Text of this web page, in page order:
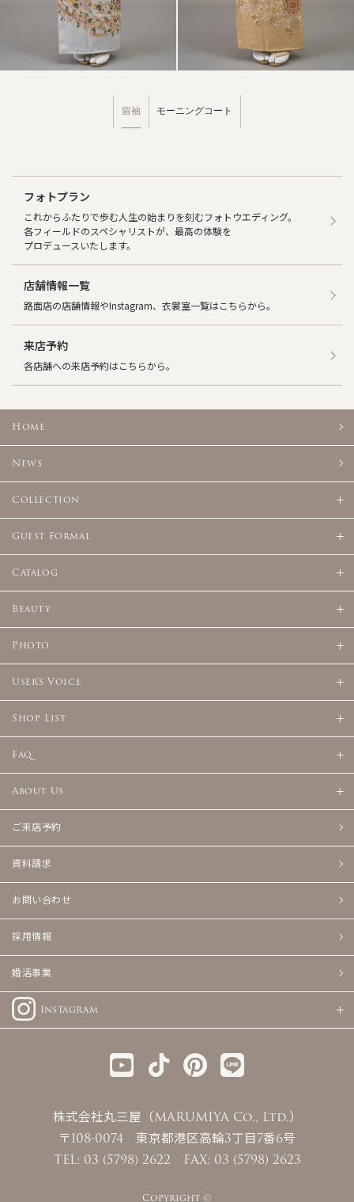
留袖 モーニングコート
フォトプラン
これからふたりで歩む人生の始まりを刻むフォトウエディング。
各フィールドのスペシャリストが、最高の体験を
プロデュースいたします。
店舗情報一覧
路面店の店舗情報やInstagram、衣裳室一覧はこちらから。
来店予約
各店舗への来店予約はこちらから。
Home
News
Collection
Guest Formal
Catalog
Beauty
Photo
User's Voice
Shop List
Faq
About Us
ご来店予約
資料請求
お問い合わせ
採用情報
婚活事業
Instagram
株式会社丸三屋（MARUMIYA Co., Ltd.）
〒108-0074 東京都港区高輪3丁目7番6号
TEL: 03 (5798) 2622 FAX: 03 (5798) 2623
Copyright ©